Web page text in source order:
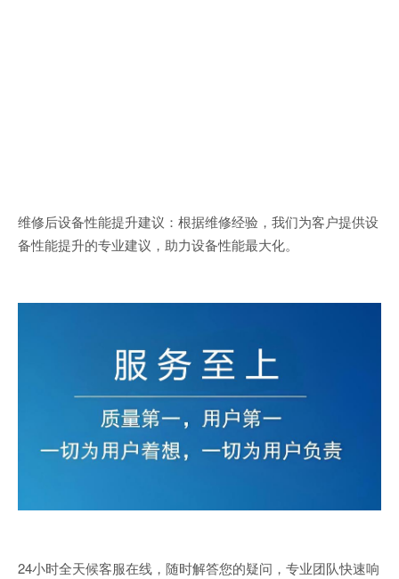
维修后设备性能提升建议：根据维修经验，我们为客户提供设
备性能提升的专业建议，助力设备性能最大化。
24小时全天候客服在线，随时解答您的疑问，专业团队快速响